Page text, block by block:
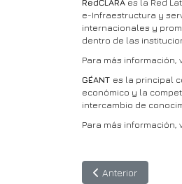
RedCLARA es la Red
e-Infraestructura y
internacionales y
dentro de las
Para más información,
GÉANT es la principal
económico y la
intercambio de
Para más información,
Artículo anterior:
Anterior